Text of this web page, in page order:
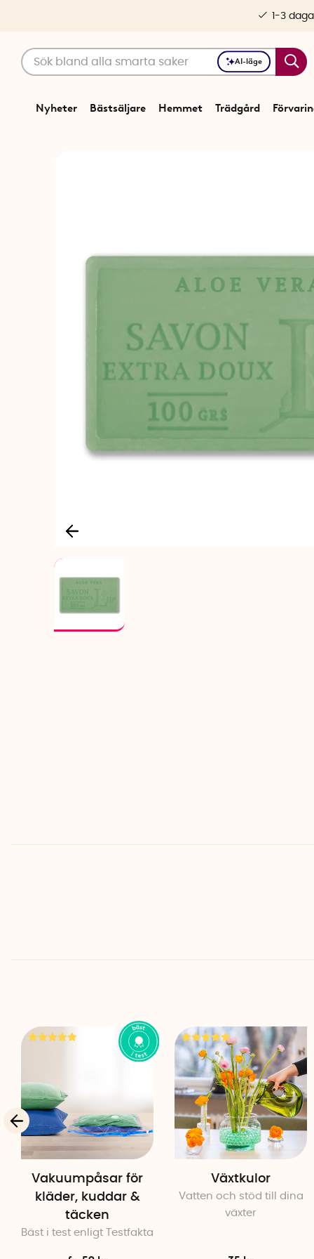
AI-läge
Nyheter Bästsäljare Hemmet Trädgård
1-3
Vakuumpåsar för
kläder, kuddar &
täcken
Bäst i test enligt Testfakta
Växtkulor
Vatten och stöd till dina
växter